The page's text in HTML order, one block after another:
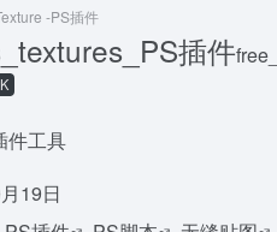
-PS插件
插件
件工具
19日